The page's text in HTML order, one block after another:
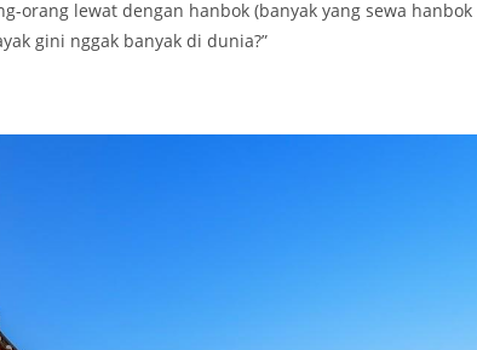
orang lewat dengan hanbok (banyak yang sewa hanbok
gini nggak banyak di dunia?”